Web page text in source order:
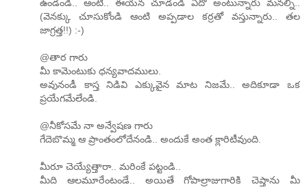
ఉండండి.. ఆంటీ.. ఈయన చూడండి ఏదో అంటున్నారు మనల్ని..
(వెనక్కు చూసుకోండి ఆంటి అప్పడాల కర్రతో వస్తున్నారు.. తల
జాగ్రత్త!!) :-)
@తార గారు
మీ కామెంటుకు ధన్యవాదములు.
అవునండీ కాస్త నిడివి ఎక్కువైన మాట నిజమే.. అదికూడా ఒక
ప్రయేగమేలేండి.
@నీకోసమే నా అన్వేషణ గారు
గేదెబొమ్మ ఆ ప్రాంతంలోదేనండి.. అందుకే అంత క్లారిటీవుంది.
మీరూ చెయ్యేత్తారా.. మరింకే పట్టండి..
మీది ఆలమూరేంటండే.. అయితే గోపాల్రాజుగారికి చెప్తాను మీ